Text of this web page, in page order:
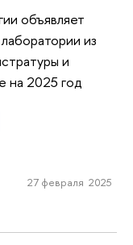
объявляет
из
и
на 2025 год
27 февраля 2025